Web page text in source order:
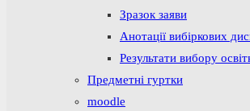
Зразок заяви
Анотації вибіркових
Результати вибору
Предметні гуртки
moodle